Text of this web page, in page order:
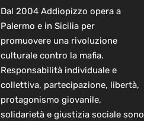
Dal 2004 Addiopizzo opera a
Palermo e in Sicilia per
promuovere una rivoluzione
culturale contro la mafia.
Responsabilità individuale e
collettiva, partecipazione, libertà,
protagonismo giovanile,
solidarietà e giustizia sociale sono